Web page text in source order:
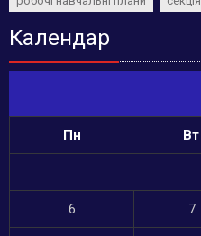
Календар
Пн Вт
6 7